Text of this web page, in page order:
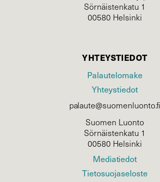
Sörnäistenkatu 1
00580 Helsinki
YHTEYSTIEDOT
Palautelomake
Yhteystiedot
palaute@suomenluonto.fi
Suomen Luonto
Sörnäistenkatu 1
00580 Helsinki
Mediatiedot
Tietosuojaseloste